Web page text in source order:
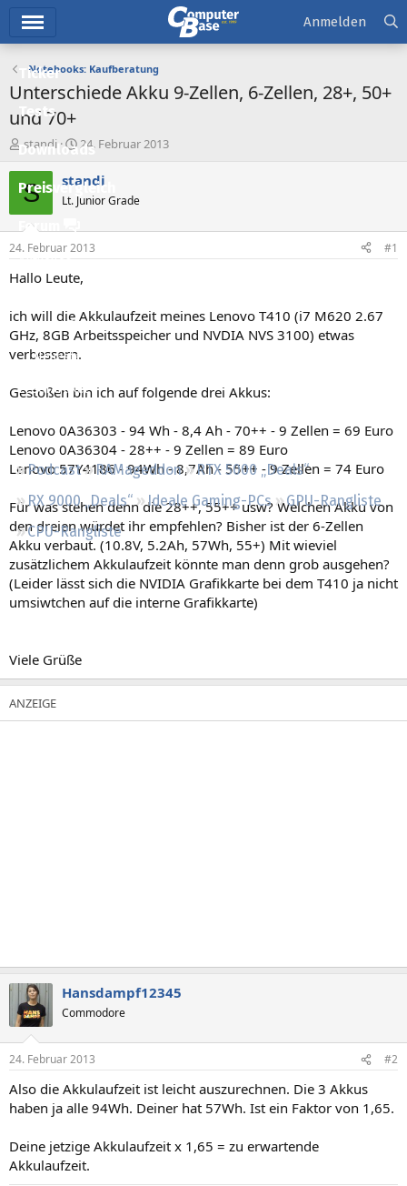
Ticker
Tests
Downloads
Preisvergleich
Forum
Aktuelles
Neue Beiträge
Neueste Aktivitäten
Leserartikel
Podcast RAMageddon
RTX 5000 „Deals“
RX 9000 „Deals“
Ideale Gaming-PCs
GPU-Rangliste
CPU-Rangliste
Anmelden
Notebooks: Kaufberatung
Unterschiede Akku 9-Zellen, 6-Zellen, 28+, 50+
und 70+
E
r
s
t
e
r
standi
E
r
s
e
l
t
a
m
24. Februar 2013
S standi
Lt. Junior Grade
24. Februar 2013 #1
Hallo Leute,
ich will die Akkulaufzeit meines Lenovo T410 (i7 M620 2.67
GHz, 8GB Arbeitsspeicher und NVDIA NVS 3100) etwas
verbessern.
Gestoßen bin ich auf folgende drei Akkus:
Lenovo 0A36303 - 94 Wh - 8,4 Ah - 70++ - 9 Zellen = 69 Euro
Lenovo 0A36304 - 28++ - 9 Zellen = 89 Euro
Lenovo 57Y4186 - 94Wh - 8,7Ah - 55++ - 9 Zellen = 74 Euro
Für was stehen denn die 28++, 55++ usw? Welchen Akku von
den dreien würdet ihr empfehlen? Bisher ist der 6-Zellen
Akku verbaut. (10.8V, 5.2Ah, 57Wh, 55+) Mit wieviel
zusätzlichem Akkulaufzeit könnte man denn grob ausgehen?
(Leider lässt sich die NVIDIA Grafikkarte bei dem T410 ja nicht
umsiwtchen auf die interne Grafikkarte)
Viele Grüße
Hansdampf12345
Commodore
24. Februar 2013 #2
Also die Akkulaufzeit ist leicht auszurechnen. Die 3 Akkus
haben ja alle 94Wh. Deiner hat 57Wh. Ist ein Faktor von 1,65.
Deine jetzige Akkulaufzeit x 1,65 = zu erwartende
Akkulaufzeit.